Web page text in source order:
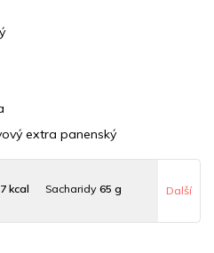
extra panenský
kcal Sacharidy 65 g Další